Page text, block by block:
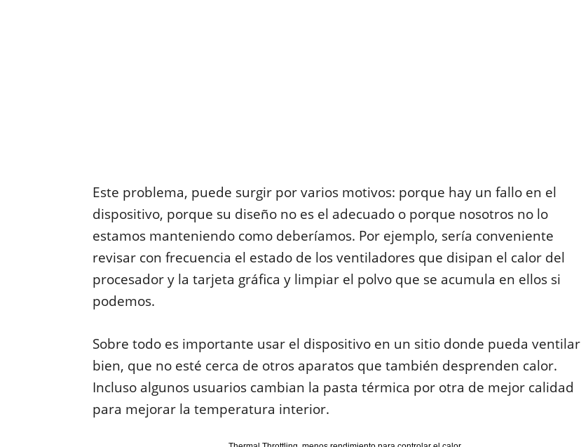
Este problema, puede surgir por varios motivos: porque hay un fallo en el
dispositivo, porque su diseño no es el adecuado o porque nosotros no lo
estamos manteniendo como deberíamos. Por ejemplo, sería conveniente
revisar con frecuencia el estado de los ventiladores que disipan el calor del
procesador y la tarjeta gráfica y limpiar el polvo que se acumula en ellos si
podemos.
Sobre todo es importante usar el dispositivo en un sitio donde pueda ventilar
bien, que no esté cerca de otros aparatos que también desprenden calor.
Incluso algunos usuarios cambian la pasta térmica por otra de mejor calidad
para mejorar la temperatura interior.